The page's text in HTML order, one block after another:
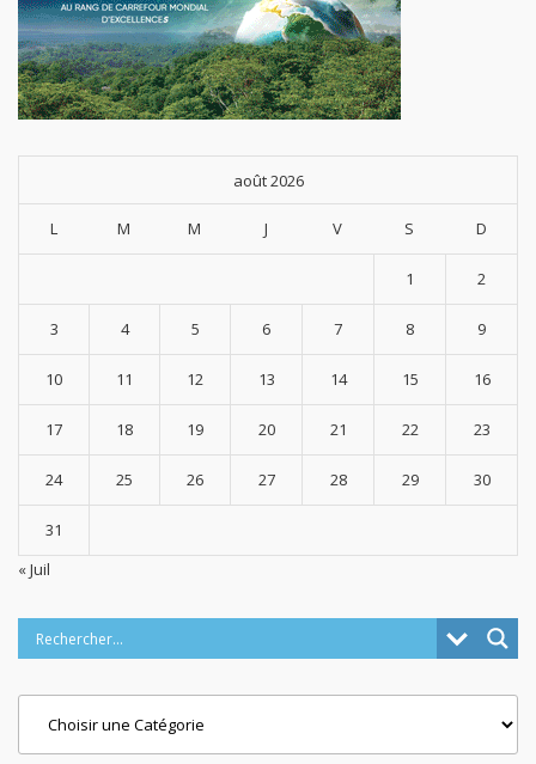
août 2026
L M M J V S D
1 2
3 4 5 6 7 8 9
10 11 12 13 14 15 16
17 18 19 20 21 22 23
24 25 26 27 28 29 30
31
« Juil